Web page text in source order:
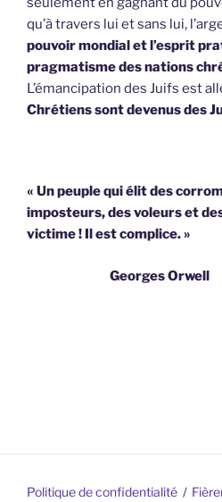
qu’à travers lui et sans lui,
pouvoir mondial et l’esprit
pragmatisme des nations
L’émancipation des Juifs est
Chrétiens sont devenus des
« Un peuple qui élit des
imposteurs, des voleurs et
victime ! Il est complice. »
Georges Orwell
Politique de confidentialité